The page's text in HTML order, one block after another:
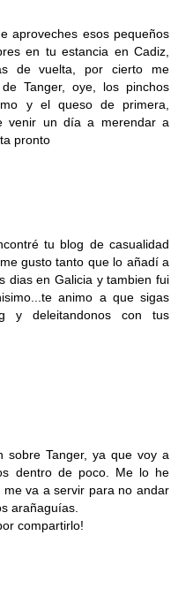
aproveches esos pequeños
en tu estancia en Cadiz,
de vuelta, por cierto me
Tanger, oye, los pinchos
y el queso de primera,
venir un día a merendar a
pronto
tu blog de casualidad
gusto tanto que lo añadí a
dias en Galicia y tambien fui
animo a que sigas
y deleitandonos con tus
sobre Tanger, ya que voy a
dentro de poco. Me lo he
va a servir para no andar
arañaguías.
compartirlo!